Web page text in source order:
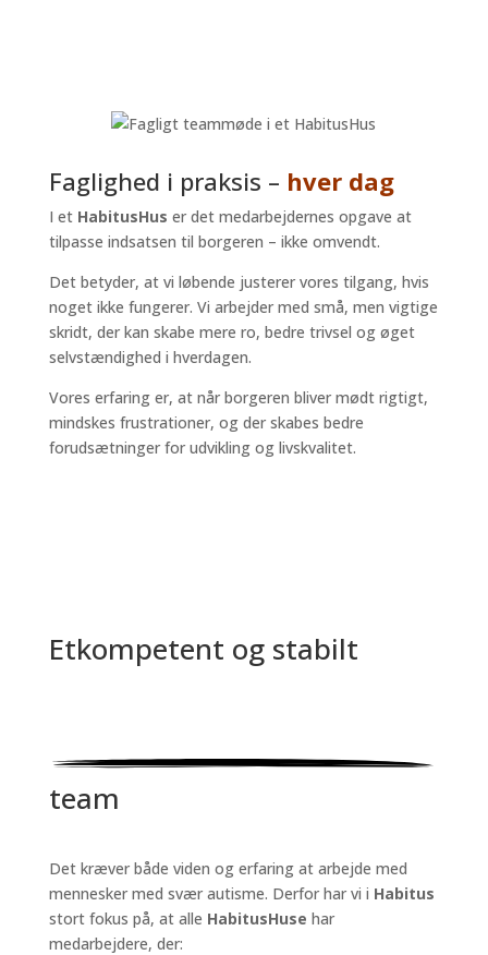
Faglighed i praksis – hver dag
I et HabitusHus er det medarbejdernes opgave at
tilpasse indsatsen til borgeren – ikke omvendt.
Det betyder, at vi løbende justerer vores tilgang, hvis
noget ikke fungerer. Vi arbejder med små, men vigtige
skridt, der kan skabe mere ro, bedre trivsel og øget
selvstændighed i hverdagen.
Vores erfaring er, at når borgeren bliver mødt rigtigt,
mindskes frustrationer, og der skabes bedre
forudsætninger for udvikling og livskvalitet.
Etkompetent og stabilt
team
Det kræver både viden og erfaring at arbejde med
mennesker med svær autisme. Derfor har vi i Habitus
stort fokus på, at alle HabitusHuse har
medarbejdere, der: